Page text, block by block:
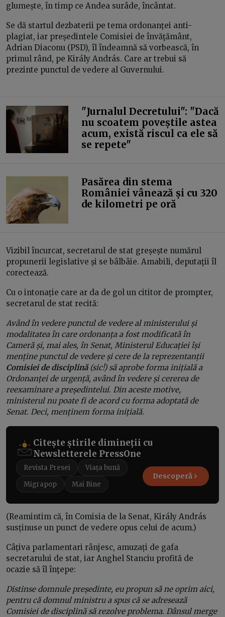
glumește, în timp ce Andea surâde, încântat.
Se dă startul dezbaterii pe tema ordonanței anti-
plagiat, iar președintele Comisiei de învăţământ,
Adrian Diaconu (PSD), îl îndeamnă să vorbească, în
primul rând, pe Király András. Care ar trebui să
prezinte punctul de vedere al Guvernului.
"Jurnalul Decretului": "Dacă
nu scoatem poveștile astea
acum, există riscul ca ele să
se repete"
Pasărea din stema
României vânează și cu 320
de kilometri pe oră
Vizibil încurcat, secretarul de stat greșește numărul
propunerii legislative și se bâlbâie. Amabili, deputaţii îl
corectează.
Cu o intonație care ar da de gol un cititor de prompter,
secretarul de stat recită:
Având în vedere punctul de vedere al ministerului și
modalitatea în care ordonanța a fost modificată în
Cameră și, mai ales, în Senat, Ministerul Educației își
menține punctul de vedere și cere de la reprezentanții
Comisiei de disciplină(sic!) să aprobe forma inițială a
Ordonanței de urgență, având în vedere și cererea de
reexaminare a președintelui. Din aceste motive,
ministerul nu poate fi de acord cu forma adoptată de
Senat. Deci, menținem forma inițială.
Citește știrile dimineții cu
Newsletterele PressOne
Revista Presei
Viața bună
Migrapop
Mai Bine
Descoperă
(Reamintim că, în Comisia de la Senat, Király András
susținuse un punct de vedere opus celui de acum.)
Câțiva parlamentari rânjesc, amuzați de gafa
secretarului de stat, iar Anghel Stanciu profită de
ocazie să îl înţepe:
Distinse domnule președinte, eu propun să ne oprim aici,
pentru că domnul ministru a spus că se adresează
Comisiei de disciplină să rezolve problema. Dânsul merge